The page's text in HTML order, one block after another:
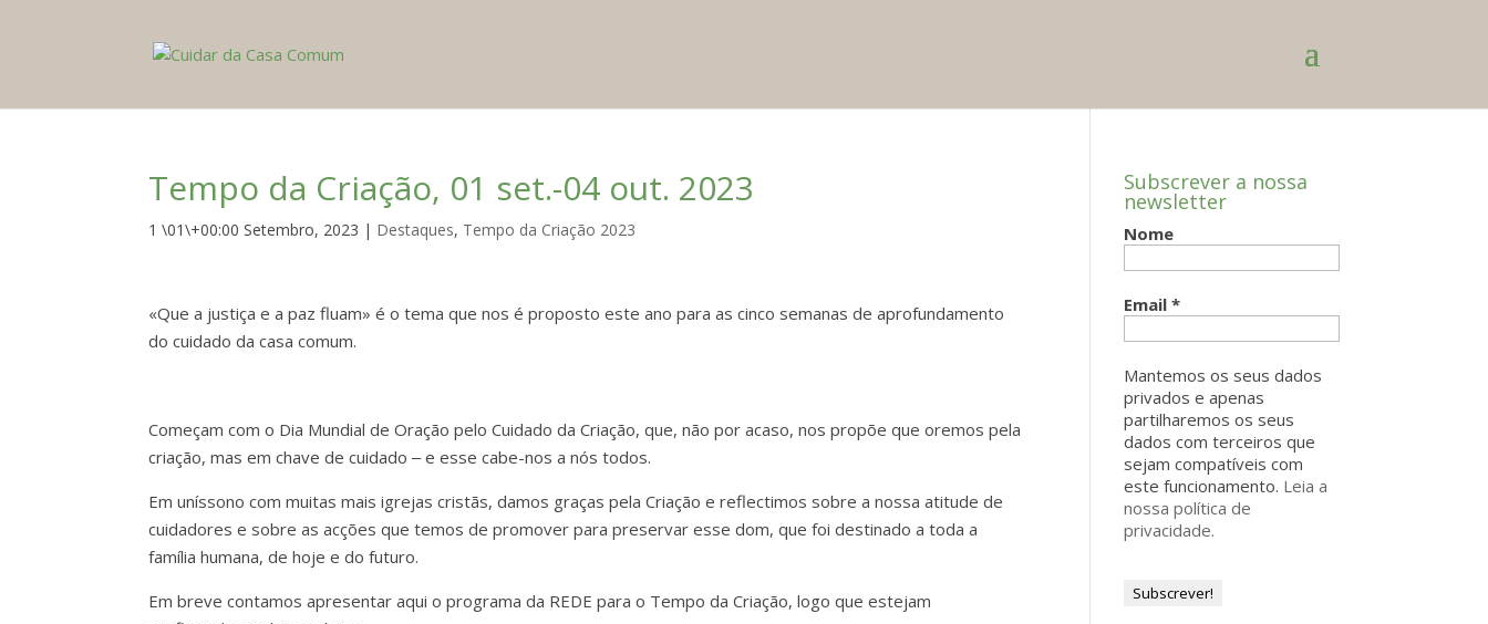
Tempo da Criação, 01 set.-04 out. 2023
1 \01\+00:00 Setembro, 2023 | Destaques, Tempo da Criação 2023
«Que a justiça e a paz fluam» é o tema que nos é proposto este ano para as cinco semanas de aprofundamento
do cuidado da casa comum.
Começam com o Dia Mundial de Oração pelo Cuidado da Criação, que, não por acaso, nos propõe que oremos pela
criação, mas em chave de cuidado ‒ e esse cabe-nos a nós todos.
Em uníssono com muitas mais igrejas cristãs, damos graças pela Criação e reflectimos sobre a nossa atitude de
cuidadores e sobre as acções que temos de promover para preservar esse dom, que foi destinado a toda a
família humana, de hoje e do futuro.
Em breve contamos apresentar aqui o programa da REDE para o Tempo da Criação, logo que estejam
Subscrever a nossa
newsletter
Nome
Email*
Mantemos os seus dados
privados e apenas
partilharemos os seus
dados com terceiros que
sejam compatíveis com
este funcionamento. Leia a
nossa política de
privacidade.